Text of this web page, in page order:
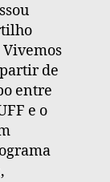
de
entre
e o